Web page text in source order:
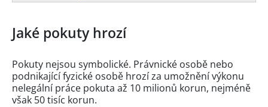
Jaké pokuty hrozí
Pokuty nejsou symbolické. Právnické osobě nebo
podnikající fyzické osobě hrozí za umožnění výkonu
nelegální práce pokuta až 10 milionů korun, nejméně
však 50 tisíc korun.